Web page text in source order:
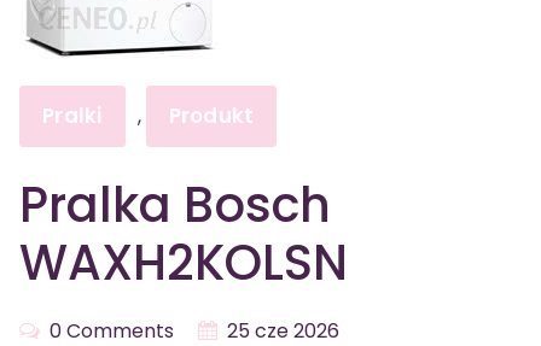
Pralki , Produkt
Pralka Bosch
WAXH2KOLSN
0 Comments 25 cze 2026